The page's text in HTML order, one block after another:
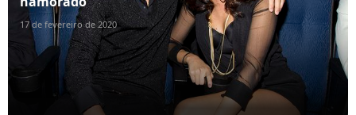
17 de fevereiro de 2020